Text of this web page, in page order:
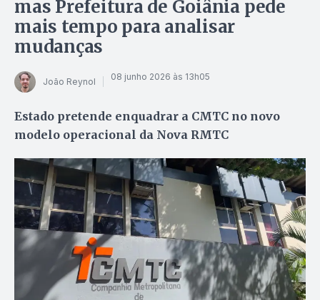
mas Prefeitura de Goiânia pede
mais tempo para analisar
mudanças
João Reynol 08 junho 2026 às 13h05
Estado pretende enquadrar a CMTC no novo
modelo operacional da Nova RMTC